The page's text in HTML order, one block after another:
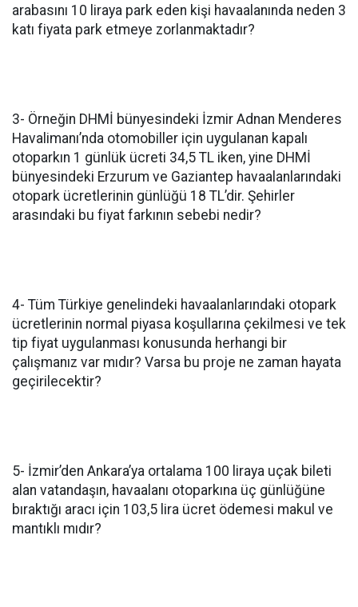
arabasını 10 liraya park eden kişi havaalanında neden 3
katı fiyata park etmeye zorlanmaktadır?
3- Örneğin DHMİ bünyesindeki İzmir Adnan Menderes
Havalimanı’nda otomobiller için uygulanan kapalı
otoparkın 1 günlük ücreti 34,5 TL iken, yine DHMİ
bünyesindeki Erzurum ve Gaziantep havaalanlarındaki
otopark ücretlerinin günlüğü 18 TL’dir. Şehirler
arasındaki bu fiyat farkının sebebi nedir?
4- Tüm Türkiye genelindeki havaalanlarındaki otopark
ücretlerinin normal piyasa koşullarına çekilmesi ve tek
tip fiyat uygulanması konusunda herhangi bir
çalışmanız var mıdır? Varsa bu proje ne zaman hayata
geçirilecektir?
5- İzmir’den Ankara’ya ortalama 100 liraya uçak bileti
alan vatandaşın, havaalanı otoparkına üç günlüğüne
bıraktığı aracı için 103,5 lira ücret ödemesi makul ve
mantıklı mıdır?